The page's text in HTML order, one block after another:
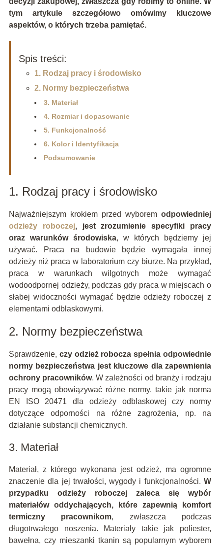
tym artykule szczegółowo omówimy kluczowe
aspektów, o których trzeba pamiętać.
Spis treści:
1. Rodzaj pracy i środowisko
2. Normy bezpieczeństwa
3. Materiał
4. Rozmiar i dopasowanie
5. Funkcjonalność
6. Kolor i Identyfikacja
Podsumowanie
1. Rodzaj pracy i środowisko
Najważniejszym krokiem przed wyboremodpowiedniej
odzieży roboczej, jest zrozumienie specyfiki pracy
oraz warunków środowiska, w których będziemy jej
używać. Praca na budowie będzie wymagała innej
odzieży niż praca w laboratorium czy biurze. Na przykład,
praca w warunkach wilgotnych może wymagać
wodoodpornej odzieży, podczas gdy praca w miejscach o
słabej widoczności wymagać będzie odzieży roboczej z
elementami odblaskowymi.
2. Normy bezpieczeństwa
Sprawdzenie, czy odzież robocza spełnia odpowiednie
normy bezpieczeństwa jest kluczowe dla zapewnienia
ochrony pracowników. W zależności od branży i rodzaju
pracy mogą obowiązywać różne normy, takie jak norma
EN ISO 20471 dla odzieży odblaskowej czy normy
dotyczące odporności na różne zagrożenia, np. na
działanie substancji chemicznych.
3. Materiał
Materiał, z którego wykonana jest odzież, ma ogromne
znaczenie dla jej trwałości, wygody i funkcjonalności.W
przypadku odzieży roboczej zaleca się wybór
materiałów oddychających, które zapewnią komfort
termiczny pracownikom, zwłaszcza podczas
długotrwałego noszenia. Materiały takie jak poliester,
bawełna, czy mieszanki tkanin są popularnym wyborem